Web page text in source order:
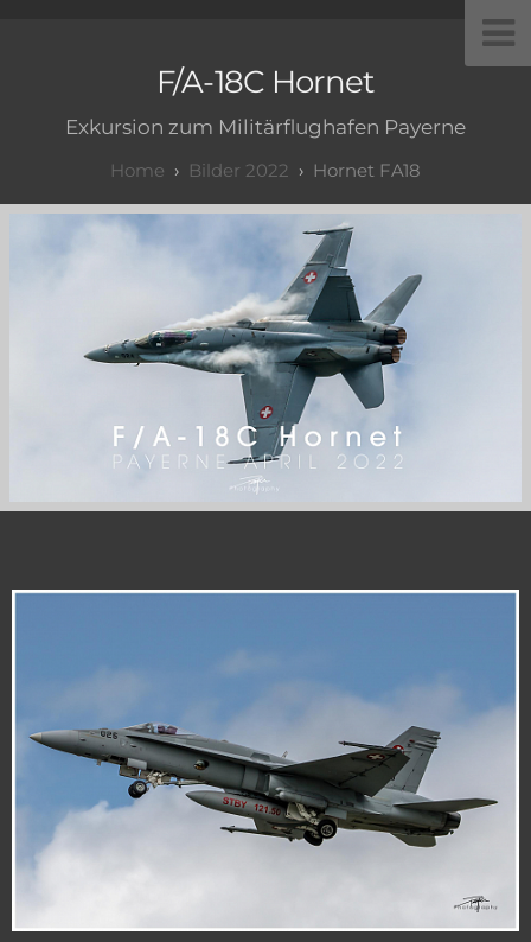
F/A-18C Hornet
Exkursion zum Militärflughafen Payerne
Bilder 2022 Hornet FA18